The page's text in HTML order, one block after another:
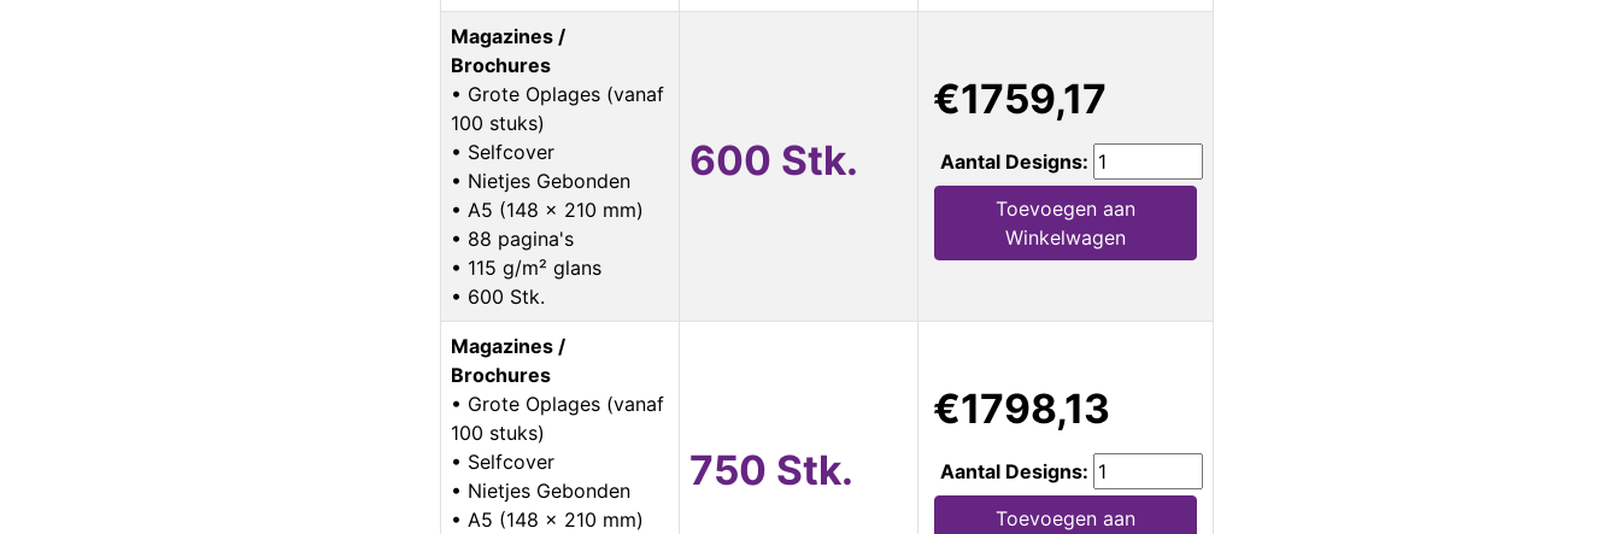
Magazines /
Brochures
• Grote Oplages (vanaf
100 stuks)
• Selfcover
• Nietjes Gebonden
• A5 (148 x 210 mm)
• 88 pagina's
• 115 g/m² glans
• 600 Stk.
600 Stk.
€1759,17
Aantal Designs:
Toevoegen aan
Winkelwagen
Magazines /
Brochures
• Grote Oplages (vanaf
100 stuks)
• Selfcover
• Nietjes Gebonden
• A5 (148 x 210 mm)
750 Stk.
€1798,13
Aantal Designs:
Toevoegen aan